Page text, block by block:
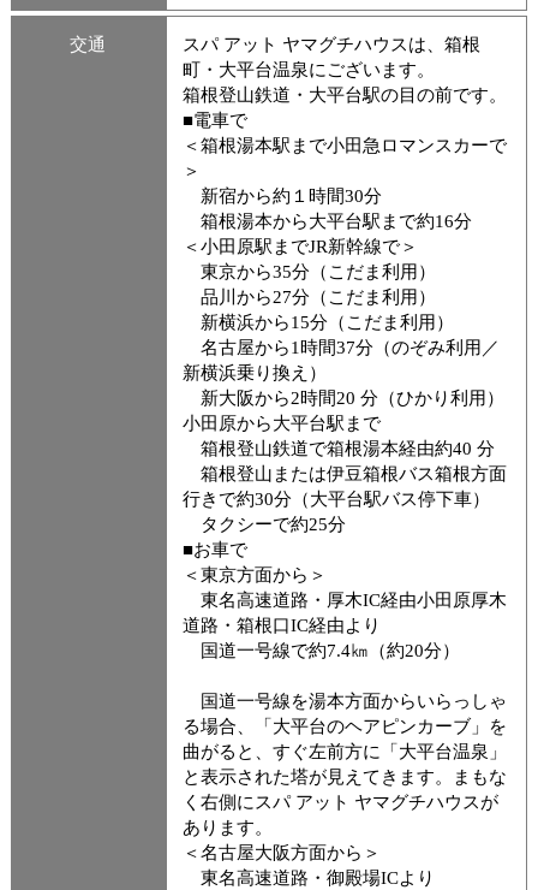
交通
スパ アット ヤマグチハウスは、箱根
町・大平台温泉にございます。
箱根登山鉄道・大平台駅の目の前です。
■電車で
＜箱根湯本駅まで小田急ロマンスカーで
＞
新宿から約１時間30分
箱根湯本から大平台駅まで約16分
＜小田原駅までJR新幹線で＞
東京から35分（こだま利用）
品川から27分（こだま利用）
新横浜から15分（こだま利用）
名古屋から1時間37分（のぞみ利用／
新横浜乗り換え）
新大阪から2時間20 分（ひかり利用）
小田原から大平台駅まで
箱根登山鉄道で箱根湯本経由約40 分
箱根登山または伊豆箱根バス箱根方面
行きで約30分（大平台駅バス停下車）
タクシーで約25分
■お車で
＜東京方面から＞
東名高速道路・厚木IC経由小田原厚木
道路・箱根口IC経由より
国道一号線で約7.4㎞（約20分）
国道一号線を湯本方面からいらっしゃ
る場合、「大平台のヘアピンカーブ」を
曲がると、すぐ左前方に「大平台温泉」
と表示された塔が見えてきます。まもな
く右側にスパ アット ヤマグチハウスが
あります。
＜名古屋大阪方面から＞
東名高速道路・御殿場ICより